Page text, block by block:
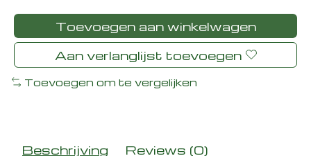
Toevoegen aan winkelwagen
Aan verlanglijst toevoegen
Toevoegen om te vergelijken
Beschrijving Reviews (0)